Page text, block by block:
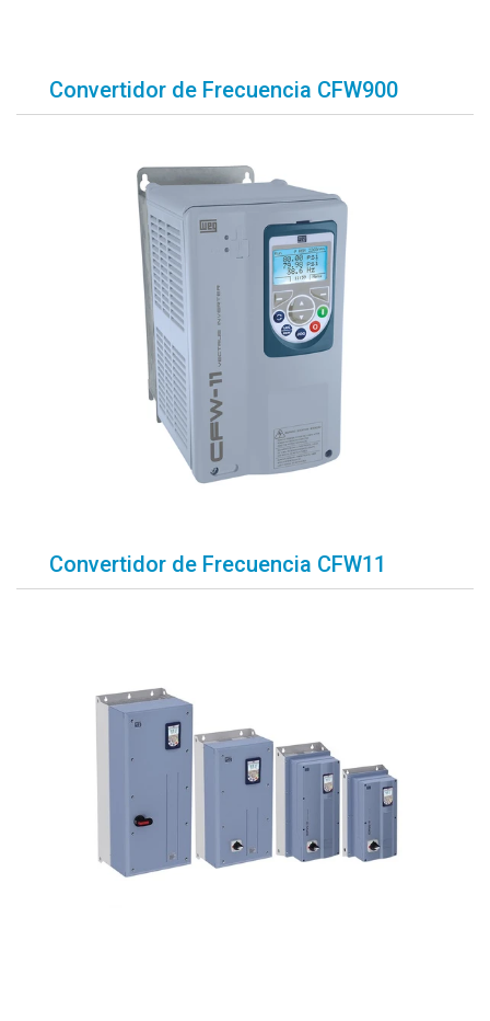
Convertidor de Frecuencia CFW900
Convertidor de Frecuencia CFW11